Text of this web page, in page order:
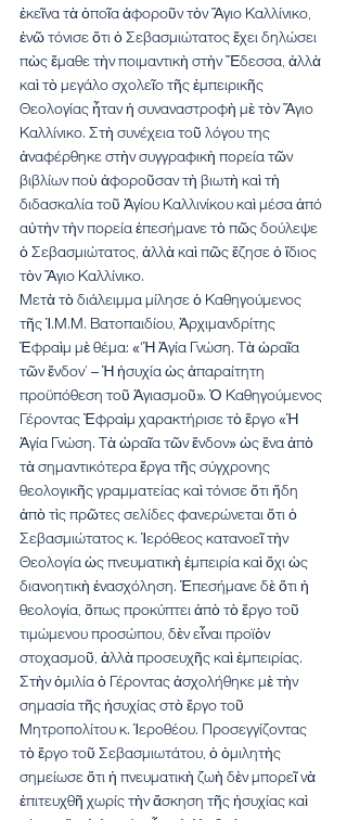
ἐκεῖνα τὰ ὁποῖα ἀφοροῦν τὸν Ἅγιο Καλλίνικο,
ἐνῶ τόνισε ὅτι ὁ Σεβασμιώτατος ἔχει δηλώσει
πὼς ἔμαθε τὴν ποιμαντικὴ στὴν Ἔδεσσα, ἀλλὰ
καὶ τὸ μεγάλο σχολεῖο τῆς ἐμπειρικῆς
Θεολογίας ἦταν ἡ συναναστροφὴ μὲ τὸν Ἅγιο
Καλλίνικο. Στὴ συνέχεια τοῦ λόγου της
ἀναφέρθηκε στὴν συγγραφικὴ πορεία τῶν
βιβλίων ποὺ ἀφοροῦσαν τὴ βιωτὴ καὶ τὴ
διδασκαλία τοῦ Ἁγίου Καλλινίκου καὶ μέσα ἀπό
αὐτὴν τὴν πορεία ἐπεσήμανε τὸ πῶς δούλεψε
ὁ Σεβασμιώτατος, ἀλλὰ καὶ πῶς ἔζησε ὁ ἴδιος
τὸν Ἅγιο Καλλίνικο.
Μετὰ τὸ διάλειμμα μίλησε ὁ Καθηγούμενος
τῆς Ἱ.Μ.Μ. Βατοπαιδίου, Ἀρχιμανδρίτης
Ἐφραὶμ μὲ θέμα: «‘Ἡ Ἁγία Γνώση. Τὰ ὡραῖα
τῶν ἔνδον’ – Ἡ ἡσυχία ὡς ἀπαραίτητη
προϋπόθεση τοῦ Ἁγιασμοῦ». Ὁ Καθηγούμενος
Γέροντας Ἐφραὶμ χαρακτήρισε τὸ ἔργο «Ἡ
Ἁγία Γνώση. Τὰ ὡραῖα τῶν ἔνδον» ὡς ἕνα ἀπὸ
τὰ σημαντικότερα ἔργα τῆς σύγχρονης
θεολογικῆς γραμματείας καὶ τόνισε ὅτι ἤδη
ἀπὸ τὶς πρῶτες σελίδες φανερώνεται ὅτι ὁ
Σεβασμιώτατος κ. Ἱερόθεος κατανοεῖ τὴν
Θεολογία ὡς πνευματικὴ ἐμπειρία καὶ ὄχι ὡς
διανοητικὴ ἐνασχόληση. Ἐπεσήμανε δὲ ὅτι ἡ
θεολογία, ὅπως προκύπτει ἀπὸ τὸ ἔργο τοῦ
τιμώμενου προσώπου, δὲν εἶναι προϊὸν
στοχασμοῦ, ἀλλὰ προσευχῆς καὶ ἐμπειρίας.
Στὴν ὁμιλία ὁ Γέροντας ἀσχολήθηκε μὲ τὴν
σημασία τῆς ἡσυχίας στὸ ἔργο τοῦ
Μητροπολίτου κ. Ἱεροθέου. Προσεγγίζοντας
τὸ ἔργο τοῦ Σεβασμιωτάτου, ὁ ὁμιλητὴς
σημείωσε ὅτι ἡ πνευματικὴ ζωὴ δὲν μπορεῖ νὰ
ἐπιτευχθῆ χωρίς τὴν ἄσκηση τῆς ἡσυχίας καὶ